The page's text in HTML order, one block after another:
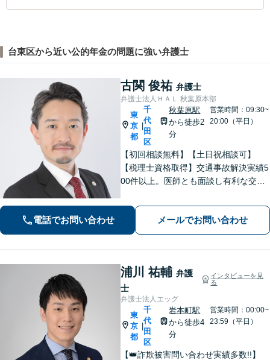
台東区から近い公的年金の問題に強い弁護士
古関 俊祐 弁護士
弁護士法人ＨＡＬ 秋葉原本部
東
京
都
千
代
田
区
秋葉原駅
から徒歩2
分
営業時間：09:30~
20:00（平日）
【初回相談無料】【土日祝相談可】
【税理士資格取得】交通事故解決実績5
00件以上。医師とも面談し有利な交渉
の財産分与のノウハウ多数。相続時の
税金対策もお任せください。【夫婦カ
ウンセラー常駐】
電話でお問い合わせ メールでお問い合わせ
浦川 祐輔 弁護
士
インタビューを見
る
弁護士法人エッグ
東
京
都
千
代
田
区
岩本町駅
から徒歩4
分
営業時間：00:00~
23:59（平日）
【👑詐欺被害問い合わせ実績多数!!】